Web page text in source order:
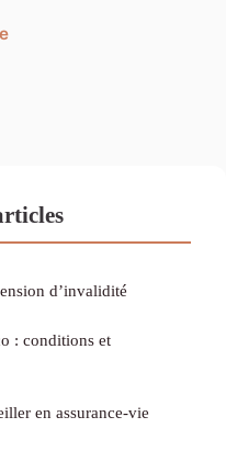
d’invalidité
: conditions et
en assurance-vie